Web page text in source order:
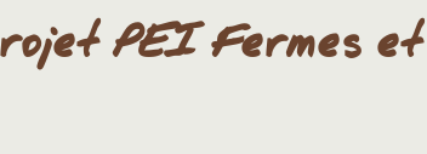
PEI Fermes et